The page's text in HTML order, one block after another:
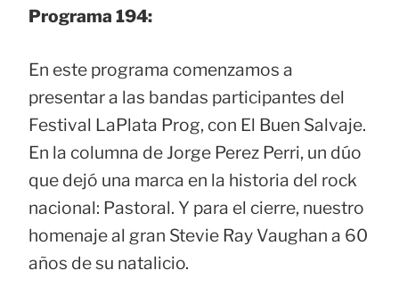
Programa 194:
En este programa comenzamos a
presentar a las bandas participantes del
Festival LaPlata Prog, con El Buen Salvaje.
En la columna de Jorge Perez Perri, un dúo
que dejó una marca en la historia del rock
nacional: Pastoral. Y para el cierre, nuestro
homenaje al gran Stevie Ray Vaughan a 60
años de su natalicio.